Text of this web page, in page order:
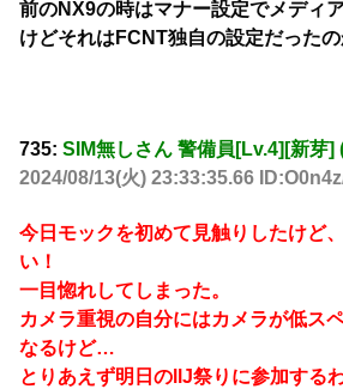
前のNX9の時はマナー設定でメディ
けどそれはFCNT独自の設定だったの
735: SIM無しさん 警備員[Lv.4][新芽]
2024/08/13(火) 23:33:35.66
今日モックを初めて見触りしたけど
い！
一目惚れしてしまった。
カメラ重視の自分にはカメラが低ス
なるけど…
とりあえず明日のllJ祭りに参加するわ